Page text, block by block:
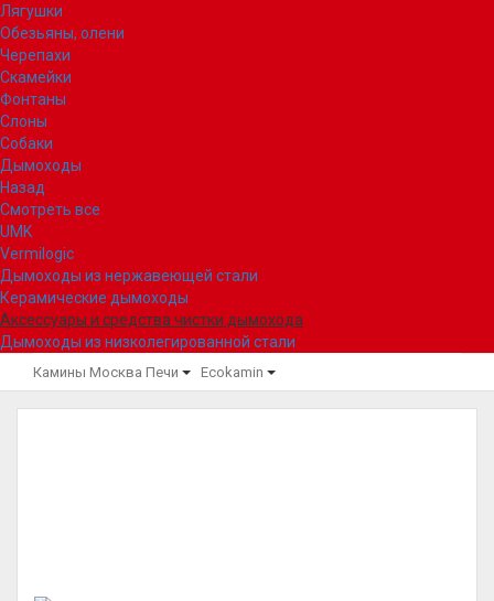
Лягушки
Обезьяны, олени
Черепахи
Скамейки
Фонтаны
Слоны
Собаки
Дымоходы
Назад
Смотреть все
UMK
Vermilogic
Дымоходы из нержавеющей стали
Керамические дымоходы
Аксессуары и средства чистки дымохода
Дымоходы из низколегированной стали
Камины Москва Печи Ecokamin